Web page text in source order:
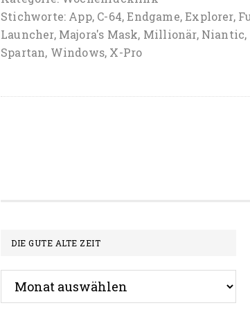
Stichworte: App, C-64,Endgame,Explorer,
Launcher, Majora's Mask, Millionär, Niantic,
Spartan, Windows, X-Pro
Footer
DIE GUTE ALTE ZEIT
Die
gute